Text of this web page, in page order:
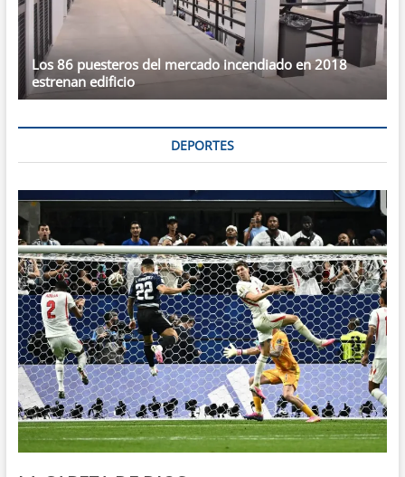
Los 86 puesteros del mercado incendiado en 2018
estrenan edificio
DEPORTES